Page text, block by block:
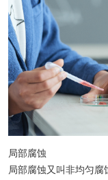
局部腐蚀
局部腐蚀又叫非均匀